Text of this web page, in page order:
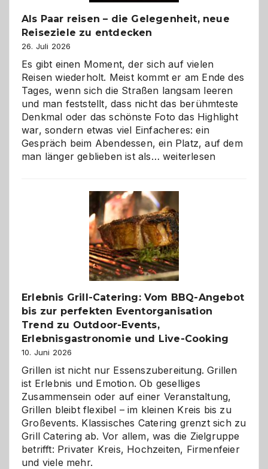
Als Paar reisen – die Gelegenheit, neue
Reiseziele zu entdecken
26. Juli 2026
Es gibt einen Moment, der sich auf vielen
Reisen wiederholt. Meist kommt er am Ende des
Tages, wenn sich die Straßen langsam leeren
und man feststellt, dass nicht das berühmteste
Denkmal oder das schönste Foto das Highlight
war, sondern etwas viel Einfacheres: ein
Gespräch beim Abendessen, ein Platz, auf dem
man länger geblieben ist als… Als
–
die
Gelegenheit,
neue
Reiseziele
zu
entdecken
weiterlesen
Erlebnis Grill-Catering: Vom BBQ-Angebot
bis zur perfekten Eventorganisation
Trend zu Outdoor-Events,
Erlebnisgastronomie und Live-Cooking
10. Juni 2026
Grillen ist nicht nur Essenszubereitung. Grillen
ist Erlebnis und Emotion. Ob geselliges
Zusammensein oder auf einer Veranstaltung,
Grillen bleibt flexibel – im kleinen Kreis bis zu
Großevents. Klassisches Catering grenzt sich zu
Grill Catering ab. Vor allem, was die Zielgruppe
betrifft: Privater Kreis, Hochzeiten, Firmenfeier
und viele mehr.